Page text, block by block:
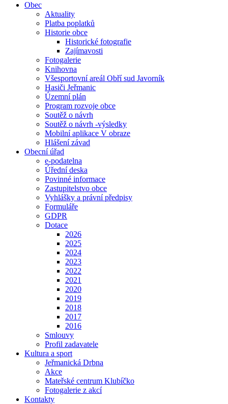
Obec
Aktuality
Platba poplatků
Historie obce
Historické fotografie
Zajímavosti
Fotogalerie
Knihovna
Všesportovní areál Obří sud Javorník
Hasiči Jeřmanic
Územní plán
Program rozvoje obce
Soutěž o návrh
Soutěž o návrh -výsledky
Mobilní aplikace V obraze
Hlášení závad
Obecní úřad
e-podatelna
Úřední deska
Povinné informace
Zastupitelstvo obce
Vyhlášky a právní předpisy
Formuláře
GDPR
Dotace
2026
2025
2024
2023
2022
2021
2020
2019
2018
2017
2016
Smlouvy
Profil zadavatele
Kultura a sport
Jeřmanická Drbna
Akce
Mateřské centrum Klubíčko
Fotogalerie z akcí
Kontakty